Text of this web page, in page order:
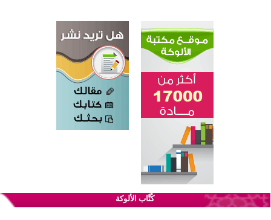
كُتَّاب الألوكة
القرآن والتربية في صدارة البرامج الصيفية للمسلمين في بينزا وساراتوف وموردوفيا هذا العام
اختتام الدورة التاسعة لمسابقة حفظ وتلاوة القرآن الكريم في أزناكاييف
أكثر من 100 شخص يتعرفون على الإسلام خلال يوم المسجد المفتوح في ميلفيل